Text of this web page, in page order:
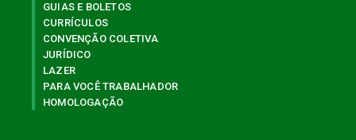
GUIAS E BOLETOS
CURRÍCULOS
CONVENÇÃO COLETIVA
JURÍDICO
LAZER
PARA VOCÊ TRABALHADOR
HOMOLOGAÇÃO